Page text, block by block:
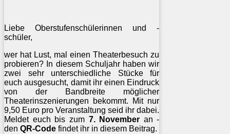
Liebe Oberstufenschülerinnen und -
schüler,
wer hat Lust, mal einen Theaterbesuch zu
probieren? In diesem Schuljahr haben wir
zwei sehr unterschiedliche Stücke für
euch ausgesucht, damit ihr einen Eindruck
von der Bandbreite möglicher
Theaterinszenierungen bekommt. Mit nur
9,50 Euro pro Veranstaltung seid ihr dabei.
Meldet euch bis zum 7. November an -
den QR-Code findet ihr in diesem Beitrag.